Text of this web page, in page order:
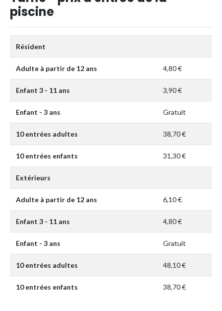
piscine
Résident
Adulte à partir de 12 ans 4,80 €
Enfant 3 - 11 ans 3,90 €
Enfant - 3 ans Gratuit
10 entrées adultes 38,70 €
10 entrées enfants 31,30 €
Extérieurs
Adulte à partir de 12 ans 6,10 €
Enfant 3 - 11 ans 4,80 €
Enfant - 3 ans Gratuit
10 entrées adultes 48,10 €
10 entrées enfants 38,70 €